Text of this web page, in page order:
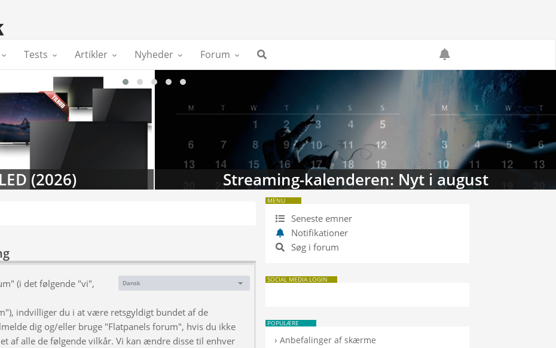
Tests Artikler Nyheder Forum
(2026) Streaming-kalenderen: Nyt i august
Sprog:
Dansk
(i det følgende "vi",
indvilliger du i at være retsgyldigt bundet af de
dig og/eller bruge "Flatpanels forum", hvis du ikke
af alle de følgende vilkår. Vi kan ændre disse til enhver
MENU
Seneste emner
Notifikationer
Søg i forum
SOCIAL MEDIA LOGIN
POPULÆRE
›Anbefalinger af skærme